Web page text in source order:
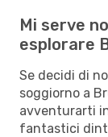
Mi serve
esplorare
Se decidi di
soggiorno a
avventurarti
fantastici